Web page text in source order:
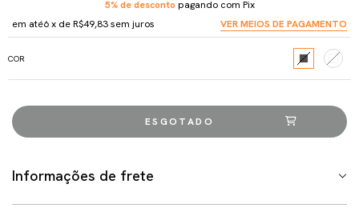
5% de desconto pagando com Pix
em até6x deR$49,83sem juros VER MEIOS DE PAGAMENTO
COR
Informações de frete